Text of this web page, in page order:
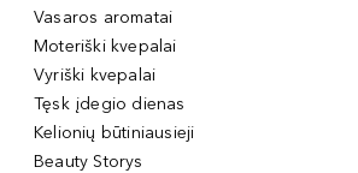
Vasaros aromatai
Moteriški kvepalai
Vyriški kvepalai
Tęsk įdegio dienas
Kelionių būtiniausieji
Beauty Storys